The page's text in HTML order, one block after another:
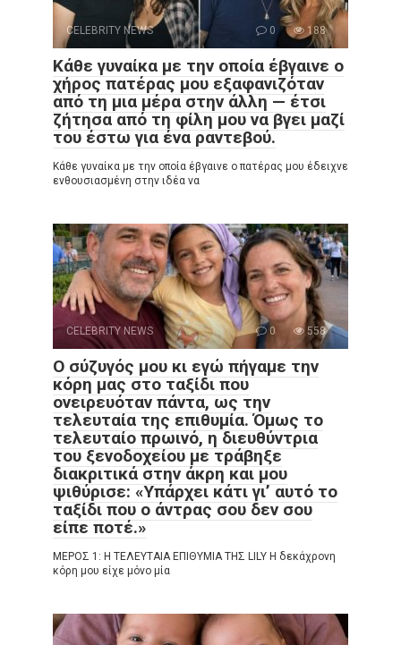
CELEBRITY NEWS 0 188
Κάθε γυναίκα με την οποία έβγαινε ο
χήρος πατέρας μου εξαφανιζόταν
από τη μια μέρα στην άλλη — έτσι
ζήτησα από τη φίλη μου να βγει μαζί
του έστω για ένα ραντεβού.
Κάθε γυναίκα με την οποία έβγαινε ο πατέρας μου έδειχνε
ενθουσιασμένη στην ιδέα να
CELEBRITY NEWS 0 558
Ο σύζυγός μου κι εγώ πήγαμε την
κόρη μας στο ταξίδι που
ονειρευόταν πάντα, ως την
τελευταία της επιθυμία. Όμως το
τελευταίο πρωινό, η διευθύντρια
του ξενοδοχείου με τράβηξε
διακριτικά στην άκρη και μου
ψιθύρισε: «Υπάρχει κάτι γι’ αυτό το
ταξίδι που ο άντρας σου δεν σου
είπε ποτέ.»
ΜΕΡΟΣ 1: Η ΤΕΛΕΥΤΑΙΑ ΕΠΙΘΥΜΙΑ ΤΗΣ LILY Η δεκάχρονη
κόρη μου είχε μόνο μία